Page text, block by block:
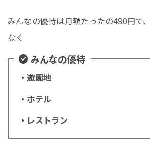
みんなの優待は月額たったの490円で
なく
みんなの優待
・遊園地
・ホテル
・レストラン